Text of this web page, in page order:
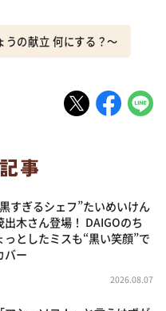
うの献立 何にする？～
すぎるシェフ”たいめいけん
出木さん登場！ DAIGOのち
っとしたミスも“黒い笑顔”で
バー
2026.08.07